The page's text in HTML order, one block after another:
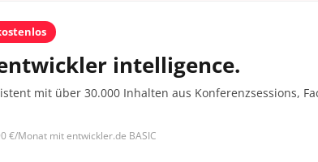
intelligence.
mit über 30.000 Inhalten aus Konferenzsessions,
€/Monat mit entwickler.de BASIC